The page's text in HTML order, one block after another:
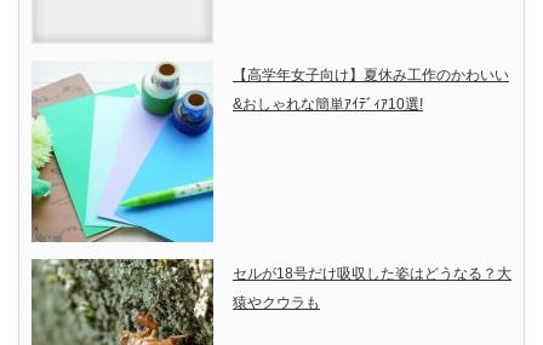
【高学年女子向け】夏休み工作のかわいい
&おしゃれな簡単ｱｲﾃﾞｨｱ10選!
セルが18号だけ吸収した姿はどうなる？大
猿やクウラも